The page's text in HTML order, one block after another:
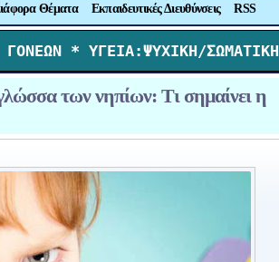
Θέματα Εκπαιδευτικές Διευθύνσεις RSS
ΓΟΝΕΩΝ * ΥΓΕΙΑ:ΨΥΧΙΚΗ/ΣΩΜΑΤΙΚΗ
των νηπίων: Τι σημαίνει η